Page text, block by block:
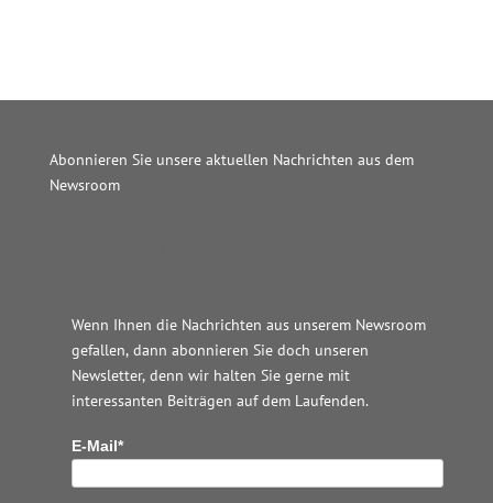
Abonnieren Sie unsere aktuellen Nachrichten aus dem
Newsroom
Wenn Ihnen die Nachrichten aus unserem Newsroom
gefallen, dann abonnieren Sie doch unseren
Newsletter, denn wir halten Sie gerne mit
interessanten Beiträgen auf dem Laufenden.
E-Mail*